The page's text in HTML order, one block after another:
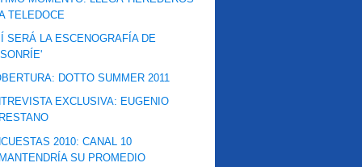
TELEDOCE
SERÁ LA ESCENOGRAFÍA DE
DOTTO SUMMER 2011
EXCLUSIVA: EUGENIO
2010: CANAL 10
SU PROMEDIO